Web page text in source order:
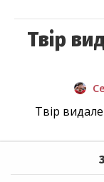
Твір
Твір